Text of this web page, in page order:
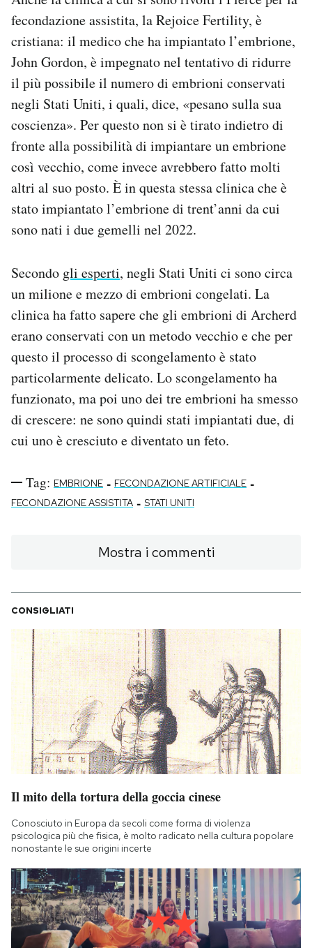
fecondazione assistita, la Rejoice Fertility, è
cristiana: il medico che ha impiantato l’embrione,
John Gordon, è impegnato nel tentativo di ridurre
il più possibile il numero di embrioni conservati
negli Stati Uniti, i quali, dice, «pesano sulla sua
coscienza». Per questo non si è tirato indietro di
fronte alla possibilità di impiantare un embrione
così vecchio, come invece avrebbero fatto molti
altri al suo posto. È in questa stessa clinica che è
stato impiantato l’embrione di trent’anni da cui
sono nati i due gemelli nel 2022.
Secondo gli esperti, negli Stati Uniti ci sono circa
un milione e mezzo di embrioni congelati. La
clinica ha fatto sapere che gli embrioni di Archerd
erano conservati con un metodo vecchio e che per
questo il processo di scongelamento è stato
particolarmente delicato. Lo scongelamento ha
funzionato, ma poi uno dei tre embrioni ha smesso
di crescere: ne sono quindi stati impiantati due, di
cui uno è cresciuto e diventato un feto.
Tag: EMBRIONE - FECONDAZIONE ARTIFICIALE -
FECONDAZIONE ASSISTITA - STATI UNITI
Mostra i commenti
CONSIGLIATI
Il mito della tortura della goccia cinese
Conosciuto in Europa da secoli come forma di violenza
psicologica più che fisica, è molto radicato nella cultura popolare
nonostante le sue origini incerte